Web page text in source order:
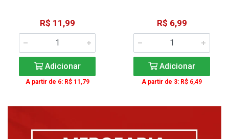
R$ 11,99
Adicionar
A partir de 6: R$ 11,79
R$ 6,99
Adicionar
A partir de 3: R$ 6,49